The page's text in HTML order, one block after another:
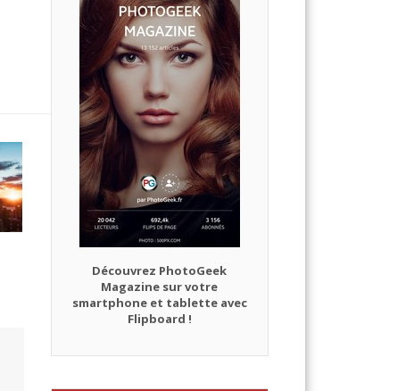
Découvrez PhotoGeek
Magazine sur votre
smartphone et tablette avec
Flipboard !